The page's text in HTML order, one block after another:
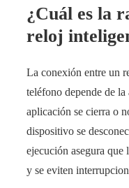
¿Cuál es la
reloj
La conexión entre un
teléfono depende de
aplicación se cierra o
dispositivo se
ejecución asegura que
y se eviten